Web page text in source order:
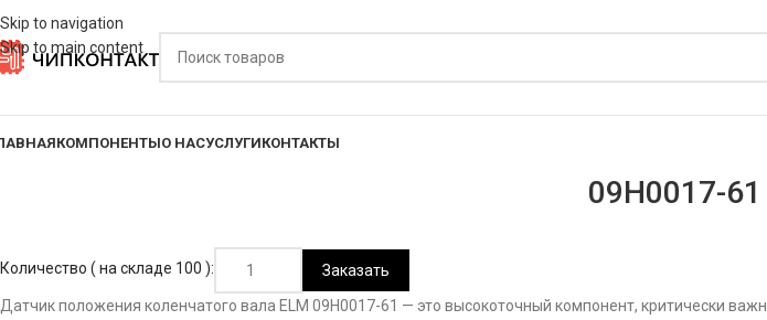
Skip to navigation
Skip to main content
КОМПОНЕНТЫО НАСУСЛУГИКОНТАКТЫ
09H0017-61
Количество ( на складе 100 ):
Заказать
Датчик положения коленчатого вала ELM 09H0017-61 — это высокоточный компонент, критически